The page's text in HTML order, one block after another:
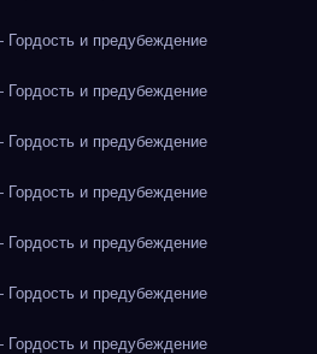
и предубеждение
и предубеждение
и предубеждение
и предубеждение
и предубеждение
и предубеждение
и предубеждение